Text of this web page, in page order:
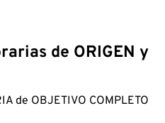
de ORIGEN y
de OBJETIVO COMPLETO